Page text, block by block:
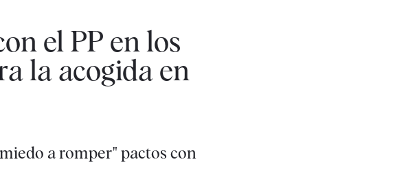
el PP en los
la acogida en
a romper" pactos con